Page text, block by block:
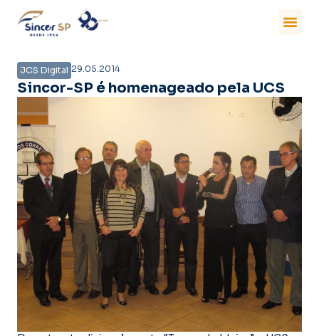
JCS Digital 29.05.2014
Sincor-SP é homenageado pela UCS